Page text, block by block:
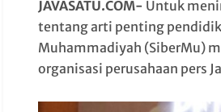
JAVASATU.COM- Untuk
tentang arti penting
Muhammadiyah (SiberMu)
organisasi perusahaan pers